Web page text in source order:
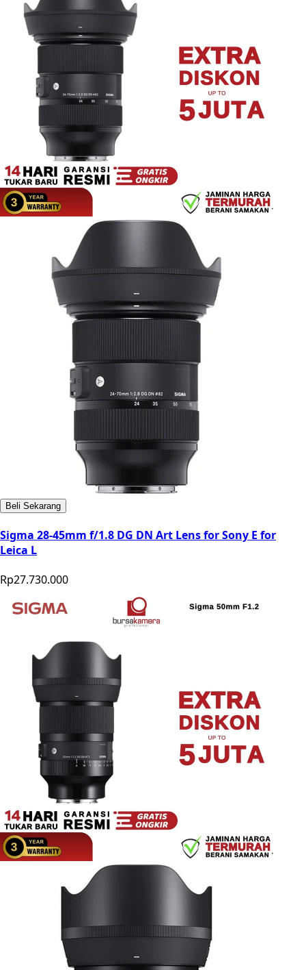
Beli Sekarang
Sigma 28-45mm f/1.8 DG DN Art Lens for Sony E for
Leica L
Rp27.730.000